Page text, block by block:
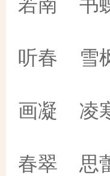
听春 雪
画凝 凌
春翠 思